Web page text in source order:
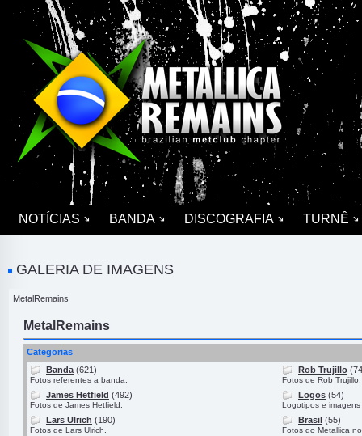
NOTÍCIAS BANDA DISCOGRAFIA TURNÊ
GALERIA DE IMAGENS
MetalRemains
MetalRemains
Categorias
Banda (621)
Fotos referentes a banda.
James Hetfield (492)
Fotos de James Hetfield.
Lars Ulrich (190)
Fotos de Lars Ulrich.
Rob Trujillo
Fotos de Rob Trujillo.
Logos (54)
Logotipos e
Brasil (55)
Fotos do Metallica